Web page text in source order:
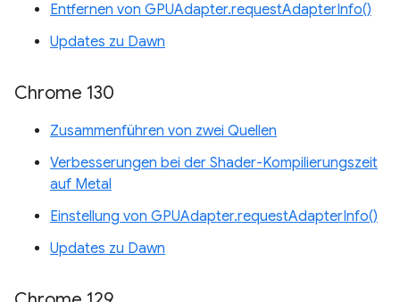
Entfernen von GPUAdapter.requestAdapterInfo()
Updates zu Dawn
Chrome 130
Zusammenführen von zwei Quellen
Verbesserungen bei der Shader-Kompilierungszeit
auf Metal
Einstellung von GPUAdapter.requestAdapterInfo()
Updates zu Dawn